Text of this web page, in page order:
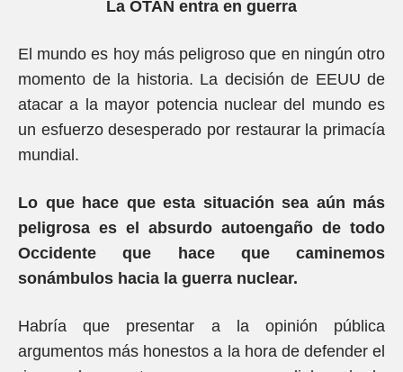
La OTAN entra en guerra
El mundo es hoy más peligroso que en ningún otro
momento de la historia. La decisión de EEUU de
atacar a la mayor potencia nuclear del mundo es
un esfuerzo desesperado por restaurar la primacía
mundial.
Lo que hace que esta situación sea aún más
peligrosa es el absurdo autoengaño de todo
Occidente que hace que caminemos
sonámbulos hacia la guerra nuclear.
Habría que presentar a la opinión pública
argumentos más honestos a la hora de defender el